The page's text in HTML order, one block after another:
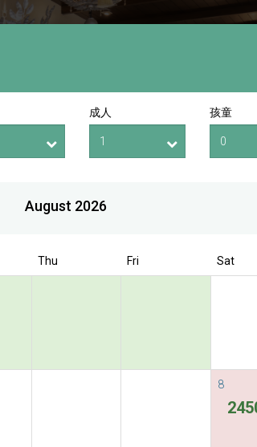
one round trip pick
成人 孩童
August 2026
Thu Fri Sat
8